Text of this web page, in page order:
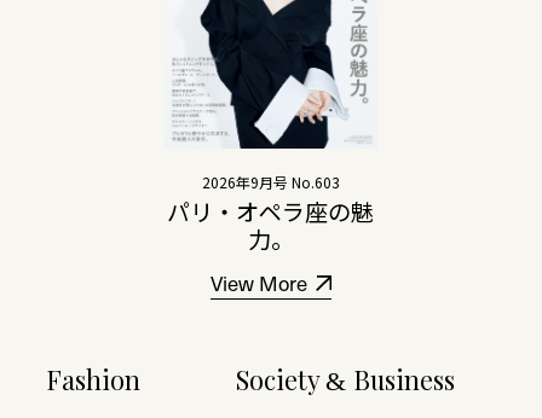
2026年9月号 No.603
パリ・オペラ座の魅
力。
View More
Fashion
Society& Business